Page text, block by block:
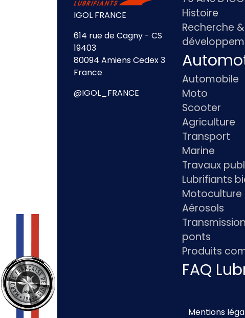
IGOL FRANCE
614 rue de Cagny - CS
19403
80094 Amiens Cedex 3
France
@IGOL_FRANCE
Histoire
Recherche &
Automobile
Moto
Scooter
Agriculture
Transport
Marine
Travaux
Lubrifiants
Motoculture
Aérosols
ponts
Produits
FAQ
Mentions